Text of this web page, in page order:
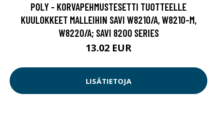
POLY - KORVAPEHMUSTESETTI TUOTTEELLE
KUULOKKEET MALLEIHIN SAVI W8210/A, W8210-M,
W8220/A; SAVI 8200 SERIES
13.02 EUR
LISÄTIETOJA